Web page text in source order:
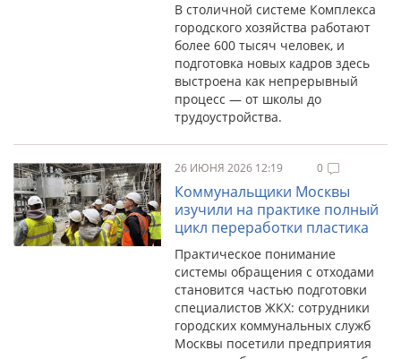
В столичной системе Комплекса
городского хозяйства работают
более 600 тысяч человек, и
подготовка новых кадров здесь
выстроена как непрерывный
процесс — от школы до
трудоустройства.
26 ИЮНЯ 2026 12:19 0
Коммунальщики Москвы
изучили на практике полный
цикл переработки пластика
Практическое понимание
системы обращения с отходами
становится частью подготовки
специалистов ЖКХ: сотрудники
городских коммунальных служб
Москвы посетили предприятия